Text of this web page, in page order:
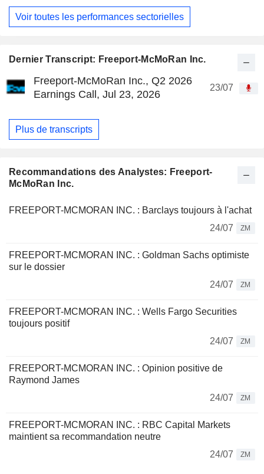
Dernier Transcript: Freeport-McMoRan Inc.
Freeport-McMoRan Inc., Q2 2026
Earnings Call, Jul 23, 2026
23/07
Plus de transcripts
Recommandations des Analystes: Freeport-
McMoRan Inc.
FREEPORT-MCMORAN INC. : Barclays toujours à l'achat
24/07
ZM
FREEPORT-MCMORAN INC. : Goldman Sachs optimiste
sur le dossier
24/07
ZM
FREEPORT-MCMORAN INC. : Wells Fargo Securities
toujours positif
24/07
ZM
FREEPORT-MCMORAN INC. : Opinion positive de
Raymond James
24/07
ZM
FREEPORT-MCMORAN INC. : RBC Capital Markets
maintient sa recommandation neutre
24/07
ZM
Voir toutes les performances sectorielles